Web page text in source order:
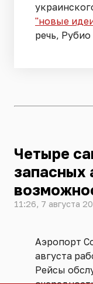
"новые
речь, Рубио
Четыре
запасных
11:26, 7 августа
Аэропорт
августа
Рейсы